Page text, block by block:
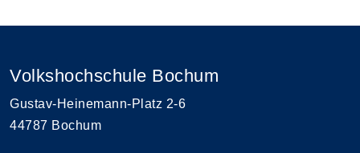
Volkshochschule Bochum
Gustav-Heinemann-Platz 2-6
44787 Bochum